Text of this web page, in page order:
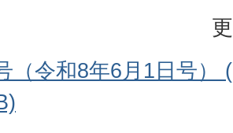
（令和8年6月1日号）